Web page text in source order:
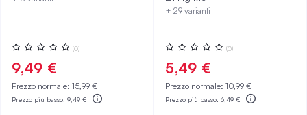
Valutazione:
0%
(0)
9,49 €
Prezzo normale: 15,99 €
Prezzo più basso: 9,49 €
+ 29 varianti
Valutazione:
0%
(0)
5,49 €
Prezzo normale: 10,99 €
Prezzo più basso: 6,49 €